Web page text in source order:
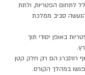
לתחום הפטריות, ולתת
סביב ממלכת
באופן יסודי תוך
רוזנברג הם רק חלק קטן
במהלך הקורס.